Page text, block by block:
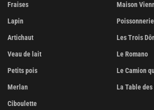
Fraises
Lapin
Artichaut
Veau de lait
Petits pois
Merlan
Ciboulette
Maison
Les Trois
Le Romano
Le Camion
La Table